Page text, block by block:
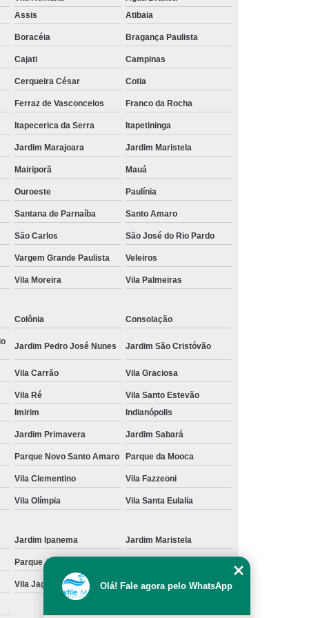
Toalha de Banho Fio Penteado
de Toalha de Banho Algodão
Locação de Toalha de Banho Grande
Aluguel de Toalha de Pedicure
Locação de Toalha de Manicure
Locação de Toalha Manicure Pedicure
de Toalha para Manicure e Pedicure
de Toalha para Pedicure e Manicure
Grande São Paulo
Locação de Toalha Banho e Rosto
de Toalha de Rosto Branca
de Toalha de Rosto Grande São Paulo
Locação de Toalha de Rosto Pequena
Locação de Toalha para Rosto
Aluguel de Toalha Industrial Nova
Aluguel de Toalha para Banheiro
de Toalha Industrial Grande São Paulo
Locação de Toalha Industrial São Paulo
Manta Absorção de óleo
óleo
Manta Absorvente Grande São Paulo
Assis Atibaia
Boracéia Bragança Paulista
Cajati Campinas
Cerqueira César Cotia
Ferraz de Vasconcelos Franco da Rocha
Itapecerica da Serra Itapetininga
Jardim Marajoara Jardim Maristela
Mairiporã Mauá
Ouroeste Paulínia
Santana de Parnaíba Santo Amaro
São Carlos São José do Rio Pardo
Vargem Grande Paulista Veleiros
Vila Moreira Vila Palmeiras
Colônia Consolação
Jardim Pedro José Nunes Jardim São Cristóvão
Vila Carrão Vila Graciosa
Vila Ré
Vila Santo Estevão
Imirim Indianópolis
Jardim Primavera Jardim Sabará
Parque Novo Santo Amaro Parque da Mooca
Vila Clementino Vila Fazzeoni
Vila Olímpia Vila Santa Eulalia
Jardim Ipanema Jardim Maristela
Parque Anhangüera
Vila Jaguara Vila Jaraguá
Olá! Fale agora pelo WhatsApp